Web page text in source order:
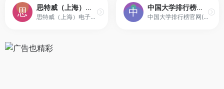
思特威（上海）电子科技股份有限公司
思特威（上海）电子科技股份有限公司（SmartSens Technology）是一家从事CMOS图像传感器芯片产品研发、设计及服务的高新技术企业。思特威以创新为驱动，专注于为客户提供面向未来和全球领先的CMOS图像传感器芯片产品。凭借一支精于创新、覆盖全球的研发团队，思特威自主研发出了优秀的夜视全彩技术、SFCPixel®专利技术、Stack BSI的全局曝光技术等诸多业内先进的创新技术。产品遍及安防监控、车载影像、机器视觉及消费类电子产品（运动相机、无人机、扫地机器人、智能家用摄像头）等应用领域。自2017年起，思特威已连续多年在CIS产品安防领域全球市场占有率上保持领先，并已成为消费类机器视觉领域Global Shutter CIS龙头企业。今后亦将在人工智能、手机影像、车载电子等新兴应用领域不断拓展创新。
中国大学排行榜「CNUR」
中国大学排行榜官网(China University Rankings，简称CNUR)，专注于高校动态，榜单有ABC中国大学排名，ABC中国民办大学排名，中国研究生院校排名，ABC中国高职院校排名。